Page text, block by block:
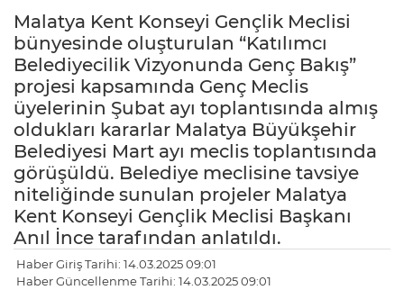
Malatya Kent Konseyi Gençlik Meclisi
bünyesinde oluşturulan “Katılımcı
Belediyecilik Vizyonunda Genç Bakış”
projesi kapsamında Genç Meclis
üyelerinin Şubat ayı toplantısında almış
oldukları kararlar Malatya Büyükşehir
Belediyesi Mart ayı meclis toplantısında
görüşüldü. Belediye meclisine tavsiye
niteliğinde sunulan projeler Malatya
Kent Konseyi Gençlik Meclisi Başkanı
Anıl İnce tarafından anlatıldı.
Haber Giriş Tarihi: 14.03.2025 09:01
Haber Güncellenme Tarihi: 14.03.2025 09:01